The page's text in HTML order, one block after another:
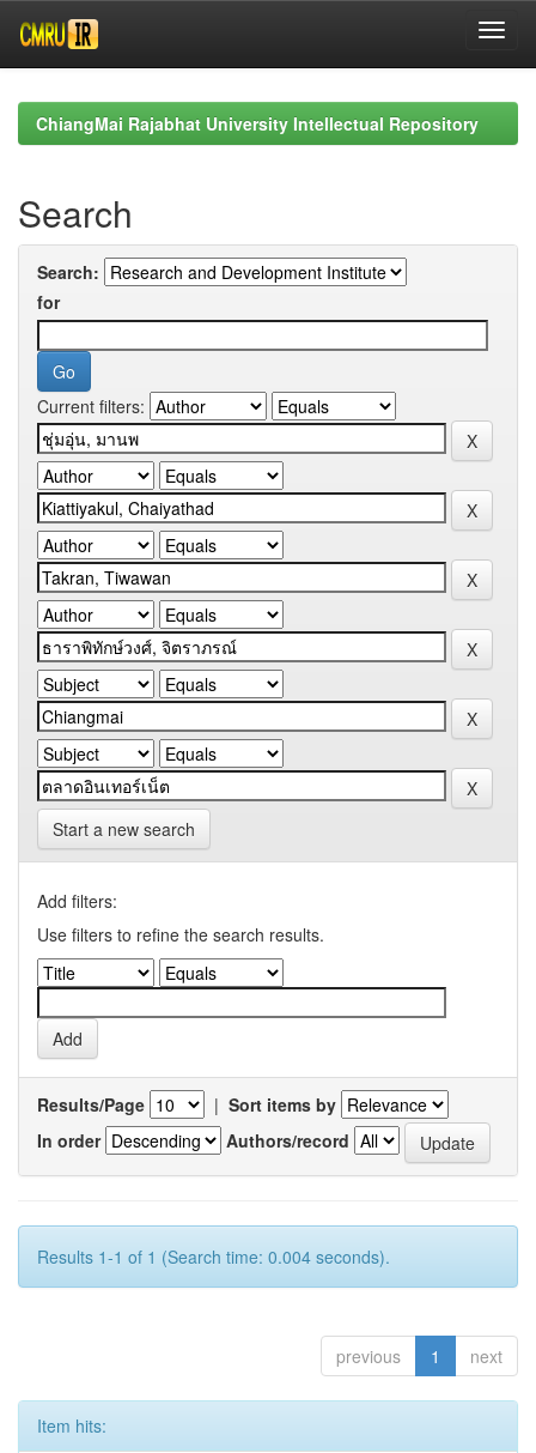
navigationChiangMai Rajabhat University Intellectual Repository
Search
Search:
for
Current filters:
Start a new search
Add filters:
Use filters to refine the search results.
Results/Page | Sort items by
In order
Authors/record
Results 1-1 of 1 (Search time: 0.004 seconds).
previous 1 next
Item hits: